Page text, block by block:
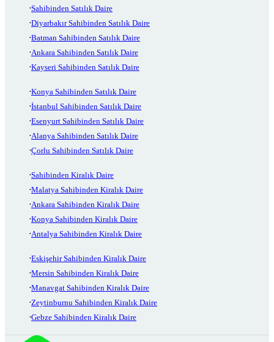
Sahibinden Satılık Daire
Diyarbakır Sahibinden Satılık Daire
Batman Sahibinden Satılık Daire
Ankara Sahibinden Satılık Daire
Kayseri Sahibinden Satılık Daire
Konya Sahibinden Satılık Daire
İstanbul Sahibinden Satılık Daire
Esenyurt Sahibinden Satılık Daire
Alanya Sahibinden Satılık Daire
Çorlu Sahibinden Satılık Daire
Sahibinden Kiralık Daire
Malatya Sahibinden Kiralık Daire
Ankara Sahibinden Kiralık Daire
Konya Sahibinden Kiralık Daire
Antalya Sahibinden Kiralık Daire
Eskişehir Sahibinden Kiralık Daire
Mersin Sahibinden Kiralık Daire
Manavgat Sahibinden Kiralık Daire
Zeytinburnu Sahibinden Kiralık Daire
Gebze Sahibinden Kiralık Daire